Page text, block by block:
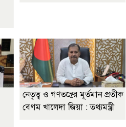
নেতৃত্ব ও গণতন্ত্রের মূর্তমান প্রতীক
বেগম খালেদা জিয়া : তথ্যমন্ত্রী